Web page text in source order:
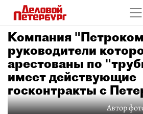
Компания
руководители
арестованы по
имеет действующие
госконтракты с
Автор